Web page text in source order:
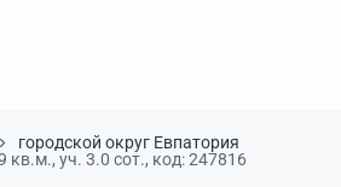
городской округ Евпатория
уч. 3.0 сот., код: 247816